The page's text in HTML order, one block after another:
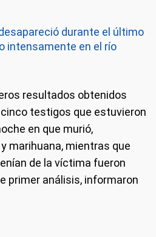
durante el último
intensamente en el río
resultados obtenidos
testigos que estuvieron
en que murió,
marihuana, mientras que
de la víctima fueron
primer análisis, informaron